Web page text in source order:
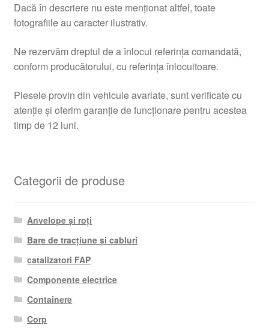
Dacă în descriere nu este menționat altfel, toate
fotografiile au caracter ilustrativ.
Ne rezervăm dreptul de a înlocui referința comandată,
conform producătorului, cu referința înlocuitoare.
Piesele provin din vehicule avariate, sunt verificate cu
atenție și oferim garanție de funcționare pentru acestea
timp de 12 luni.
Categorii de produse
Anvelope și roți
Bare de tracțiune și cabluri
catalizatori FAP
Componente electrice
Containere
Corp